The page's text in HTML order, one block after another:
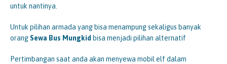
untuk nantinya.
Untuk pilihan armada yang bisa menampung sekaligus banyak
orangSewa Bus Mungkid bisa menjadi pilihan alternatif
Pertimbangan saat anda akan menyewa mobil elf dalam